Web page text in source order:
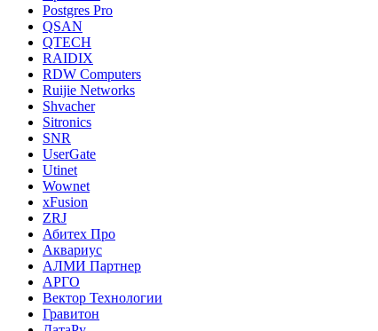
Postgres Pro
QSAN
QTECH
RAIDIX
RDW Computers
Ruijie Networks
Shvacher
Sitronics
SNR
UserGate
Utinet
Wownet
xFusion
ZRJ
Абитех Про
Аквариус
АЛМИ Партнер
АРГО
Вектор Технологии
Гравитон